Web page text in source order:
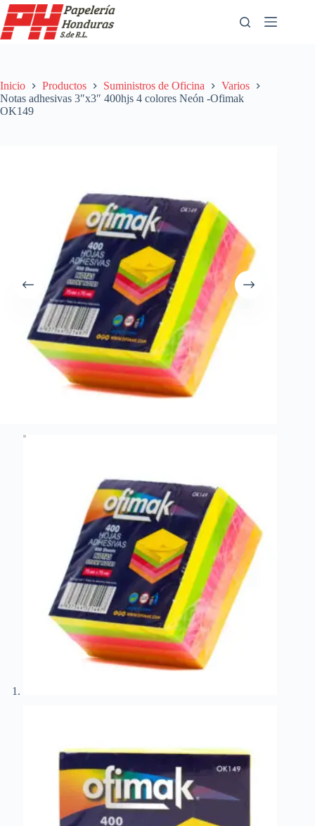
Saltar
al
contenido
Inicio Productos Suministros de Oficina
Varios
Notas adhesivas 3″x3″ 400hjs 4 colores Neón -Ofimak
OK149